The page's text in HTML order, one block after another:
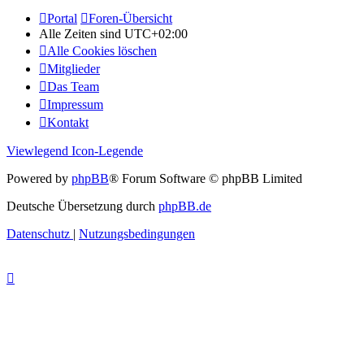
Portal
Foren-Übersicht
Alle Zeiten sind UTC+02:00
Alle Cookies löschen
Mitglieder
Das Team
Impressum
Kontakt
Viewlegend Icon-Legende
Powered by phpBB® Forum Software © phpBB Limited
Deutsche Übersetzung durch phpBB.de
Datenschutz | Nutzungsbedingungen